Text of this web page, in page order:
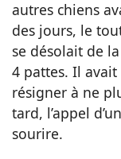
autres chiens
des jours, le
se désolait de
4 pattes. Il
résigner à ne
tard, l’appel
sourire.